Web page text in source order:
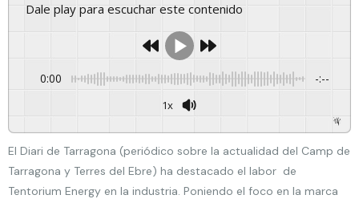
Dale play para escuchar este contenido
0:00 -:--
1x
GSpeech
El Diari de Tarragona (periódico sobre la actualidad del Camp de
Tarragona y Terres del Ebre) ha destacado el labor de
Tentorium Energy en la industria. Poniendo el foco en la marca